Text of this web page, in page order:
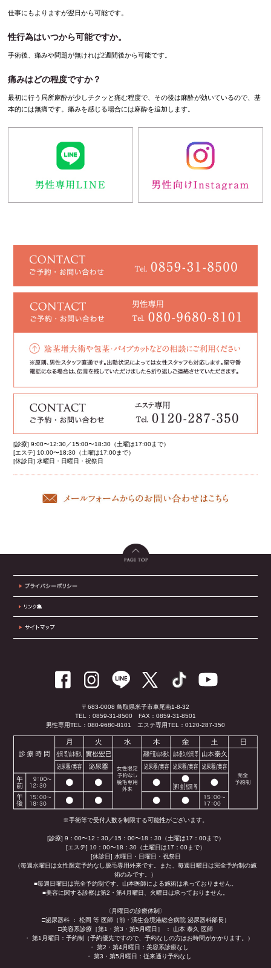
仕事にもよりますが翌日から可能です。
性行為はいつから可能ですか。
手術後、痛みや問題が無ければ2週間後から可能です。
痛みはどの程度ですか？
最初に行う局所麻酔が少しチクッと痛む程度で、その後は麻酔が効いているので、基
本的には無痛です。痛みを感じる場合には麻酔を追加します。
[診療] 9:00〜12:30／15:00〜18:30（土曜は17:00まで）
[エステ] 10:00〜18:30（土曜は17:00まで）
[休診日] 水曜日・日曜日・祝祭日
〒683-0008 鳥取県米子市車尾南1-8-32
TEL：0859-31-8500 FAX：0859-31-8501
男性専用TEL：080-9680-8101
エステ専用TEL：0120-287-350
※手術等で受付人数を制限する可能性がございます。
[診療] 9：00〜12：30／15：00〜18：30（土曜は17：00まで）
[エステ] 10：00〜18：30（土曜日は17：00まで）
[休診日] 水曜日・日曜日・祝祭日
（毎週水曜日は女性限定予約なし脱毛専用外来です。また、毎週日曜日は完全予約制の施
術のみです。）
■毎週日曜日は完全予約制です。山本医師による施術は承っておりません。
■美容に関する診察は第2・第4月曜日、火曜日は承っておりません。
〈月曜日の診療体制〉
□泌尿器科 ： 松岡 等 医師（前・済生会境港総合病院 泌尿器科部長）
□美容系診療［第1・第3・第5月曜日］ ： 山本 泰久 医師
・ 第1月曜日：予約制（予約優先ですので、予約なしの方はお時間がかかります。）
・ 第2・第4月曜日：美容系診療なし
・ 第3・第5月曜日：従来通り予約なし